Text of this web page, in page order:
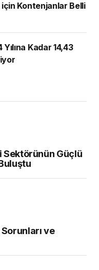
Belli
Kadar 14,43
Sektörünün Güçlü
ve